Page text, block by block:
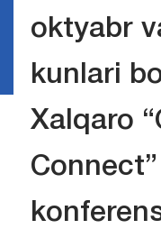
oktyabr
kunlari
Xalqaro
Connect”